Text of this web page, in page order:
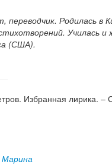
переводчик. Родилась в
Училась
(США).
Избранная лирика. –
Марина